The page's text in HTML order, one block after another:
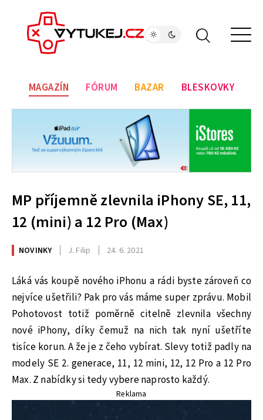
MAGAZÍN FÓRUM BAZAR BLESKOVKY
MP příjemně zlevnila iPhony SE, 11,
12 (mini) a 12 Pro (Max)
NOVINKY J. Filip 24. 6. 2021
Láká vás koupě nového iPhonu a rádi byste zároveň co
nejvíce ušetřili? Pak pro vás máme super zprávu. Mobil
Pohotovost totiž poměrně citelně zlevnila všechny
nové iPhony, díky čemuž na nich tak nyní ušetříte
tisíce korun. A že je z čeho vybírat. Slevy totiž padly na
modely SE 2. generace, 11, 12 mini, 12, 12 Pro a 12 Pro
Max. Z nabídky si tedy vybere naprosto každý.
Reklama